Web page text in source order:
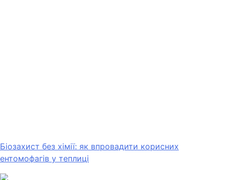
Біозахист без хімії: як впровадити корисних
ентомофагів у теплиці